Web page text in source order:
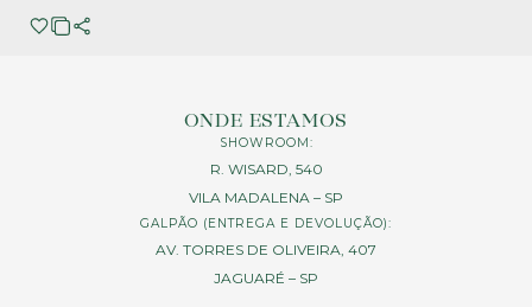
ONDE ESTAMOS
SHOWROOM:
R. WISARD, 540
VILA MADALENA – SP
GALPÃO (ENTREGA E DEVOLUÇÃO):
AV. TORRES DE OLIVEIRA, 407
JAGUARÉ – SP